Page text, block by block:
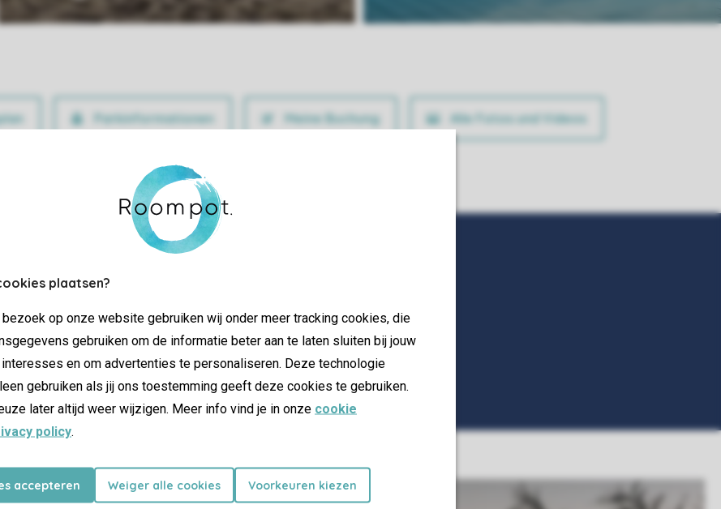
plaatsen?
bezoek op onze website gebruiken wij onder meer tracking cookies, die
gebruiken om de informatie beter aan te laten sluiten bij jouw
en om advertenties te personaliseren. Deze technologie
gebruiken als jij ons toestemming geeft deze cookies te gebruiken.
later altijd weer wijzigen. Meer info vind je in onze cookie
policy.
accepteren Weiger alle cookies Voorkeuren kiezen
Parkinformationen Meine Buchung Alle Fotos und Videos